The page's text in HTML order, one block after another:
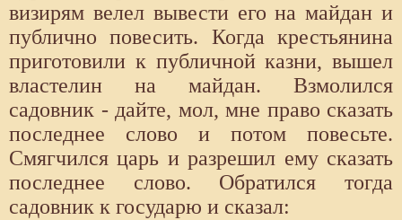
визирям велел вывести его на майдан и
публично повесить. Когда крестьянина
приготовили к публичной казни, вышел
властелин на майдан. Взмолился
садовник - дайте, мол, мне право сказать
последнее слово и потом повесьте.
Смягчился царь и разрешил ему сказать
последнее слово. Обратился тогда
садовник к государю и сказал: